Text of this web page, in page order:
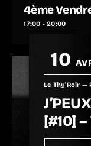
17:00 - 20:00
10
Le Thy'Roir —
[#10] –